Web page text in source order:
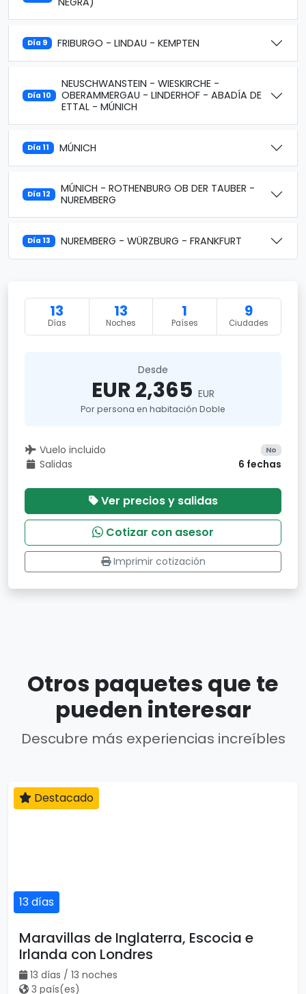
Día 9 FRIBURGO - LINDAU - KEMPTEN
Día 10
NEUSCHWANSTEIN - WIESKIRCHE -
OBERAMMERGAU - LINDERHOF - ABADÍA DE
ETTAL - MÚNICH
Día 11 MÚNICH
Día 12
MÚNICH - ROTHENBURG OB DER TAUBER -
NUREMBERG
Día 13 NUREMBERG - WÜRZBURG - FRANKFURT
13
Días
13
Noches
1
Países
9
Ciudades
Desde
EUR 2,365 EUR
Por persona en habitación Doble
Vuelo incluido No
Salidas 6 fechas
Ver precios y salidas
Cotizar con asesor
Imprimir cotización
Otros paquetes que te
pueden interesar
Descubre más experiencias increíbles
13 días
Destacado
Maravillas de Inglaterra, Escocia e
Irlanda con Londres
13 días / 13 noches
3 país(es)